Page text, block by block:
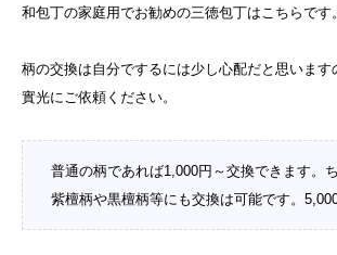
和包丁の家庭用でお勧めの三徳包丁はこちらです。
柄の交換は自分でするには少し心配だと思います
實光にご依頼ください。
普通の柄であれば1,000円～交換できます。
紫檀柄や黒檀柄等にも交換は可能です。5,000